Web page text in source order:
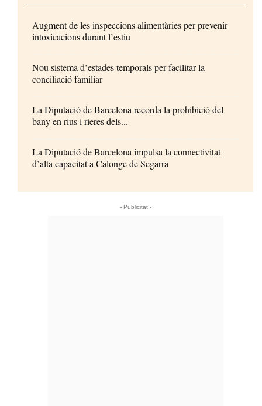
Augment de les inspeccions alimentàries per prevenir
intoxicacions durant l’estiu
Nou sistema d’estades temporals per facilitar la
conciliació familiar
La Diputació de Barcelona recorda la prohibició del
bany en rius i rieres dels...
La Diputació de Barcelona impulsa la connectivitat
d’alta capacitat a Calonge de Segarra
- Publicitat -